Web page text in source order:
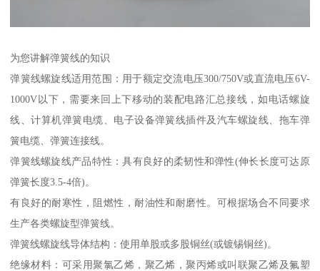
为您讲解弹簧线的知识
弹簧线螺旋线适用范围：用于额定交流电压300/750V或直流电压6V-
1000V以下，需要来回上下移动的装配电路汇总接线，如电话螺旋
线、计算机弹簧电缆、电子设备弹簧线插件及汽车螺旋线、拖车弹
簧电缆、弹簧连接线。
弹簧线螺旋线产品特性：具有良好的柔韧性和弹性(伸长长度可达原
弹簧长度3.5-4倍)。
有良好的耐寒性，阻燃性，耐油性和耐磨性。可根据场合不同要求
生产各类螺旋型弹簧线。
弹簧线螺旋线导体结构：使用单股或多股铜丝(或镀锡铜丝)。
绝缘材料：可采用聚氯乙烯，聚乙烯，聚丙烯或叫联聚乙烯及氟塑